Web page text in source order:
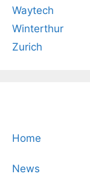
Waytech
Winterthur
Zurich
Home
News